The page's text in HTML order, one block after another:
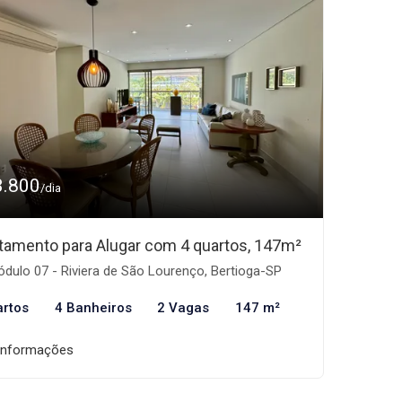
/dia
para Alugar com 4 quartos, 147m²
07 - Riviera de São Lourenço, Bertioga-SP
4 Banheiros 2 Vagas 147 m²